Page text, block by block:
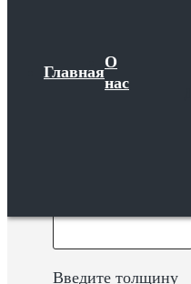
Главная
О
нас
Фасад 700V
Введите толщину